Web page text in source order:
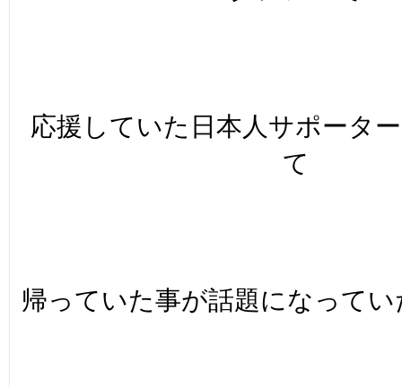
応援していた日本人サポータ
て
帰っていた事が話題になって